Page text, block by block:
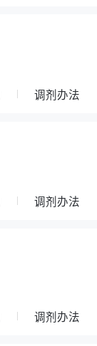
调剂办法
调剂办法
调剂办法